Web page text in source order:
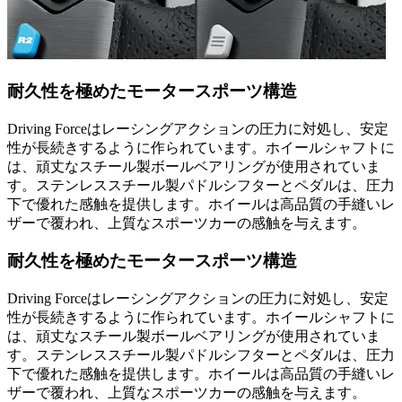
耐久性を極めたモータースポーツ構造
Driving Forceはレーシングアクションの圧力に対処し、安定
性が長続きするように作られています。ホイールシャフトに
は、頑丈なスチール製ボールベアリングが使用されていま
す。ステンレススチール製パドルシフターとペダルは、圧力
下で優れた感触を提供します。ホイールは高品質の手縫いレ
ザーで覆われ、上質なスポーツカーの感触を与えます。
耐久性を極めたモータースポーツ構造
Driving Forceはレーシングアクションの圧力に対処し、安定
性が長続きするように作られています。ホイールシャフトに
は、頑丈なスチール製ボールベアリングが使用されていま
す。ステンレススチール製パドルシフターとペダルは、圧力
下で優れた感触を提供します。ホイールは高品質の手縫いレ
ザーで覆われ、上質なスポーツカーの感触を与えます。